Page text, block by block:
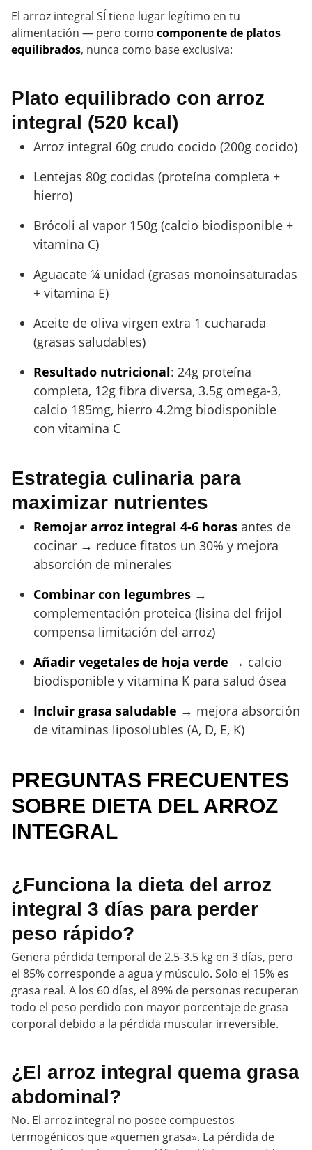
El arroz integral SÍ tiene lugar legítimo en tu
alimentación — pero como componente de platos
equilibrados, nunca como base exclusiva:
Plato equilibrado con arroz
integral (520 kcal)
Arroz integral 60g crudo cocido (200g cocido)
Lentejas 80g cocidas (proteína completa +
hierro)
Brócoli al vapor 150g (calcio biodisponible +
vitamina C)
Aguacate ¼ unidad (grasas monoinsaturadas
+ vitamina E)
Aceite de oliva virgen extra 1 cucharada
(grasas saludables)
Resultado nutricional: 24g proteína
completa, 12g fibra diversa, 3.5g omega-3,
calcio 185mg, hierro 4.2mg biodisponible
con vitamina C
Estrategia culinaria para
maximizar nutrientes
Remojar arroz integral 4-6 horas antes de
cocinar → reduce fitatos un 30% y mejora
absorción de minerales
Combinar con legumbres →
complementación proteica (lisina del frijol
compensa limitación del arroz)
Añadir vegetales de hoja verde → calcio
biodisponible y vitamina K para salud ósea
Incluir grasa saludable → mejora absorción
de vitaminas liposolubles (A, D, E, K)
PREGUNTAS FRECUENTES
SOBRE DIETA DEL ARROZ
INTEGRAL
¿Funciona la dieta del arroz
integral 3 días para perder
peso rápido?
Genera pérdida temporal de 2.5-3.5 kg en 3 días, pero
el 85% corresponde a agua y músculo. Solo el 15% es
grasa real. A los 60 días, el 89% de personas recuperan
todo el peso perdido con mayor porcentaje de grasa
corporal debido a la pérdida muscular irreversible.
¿El arroz integral quema grasa
abdominal?
No. El arroz integral no posee compuestos
termogénicos que «quemen grasa». La pérdida de